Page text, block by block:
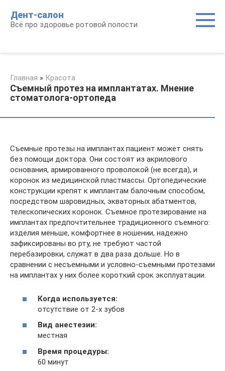
контенту
Дент-салон
Всё про здоровье ротовой полости
Главная » Красота
Съемный протез на имплантатах. Мнение
стоматолога-ортопеда
Съемные протезы на имплантах пациент может снять
без помощи доктора. Они состоят из акрилового
основания, армированного проволокой (не всегда), и
коронок из медицинской пластмассы. Ортопедические
конструкции крепят к имплантам балочным способом,
посредством шаровидных, экваторных абатментов,
телескопических коронок. Съемное протезирование на
имплантах предпочтительнее традиционного съемного:
изделия меньше, комфортнее в ношении, надежно
зафиксированы во рту, не требуют частой
перебазировки, служат в два раза дольше. Но в
сравнении с несъемными и условно-съемными протезами
на имплантах у них более короткий срок эксплуатации.
Когда используется:
отсутствие от 2-х зубов
Вид анестезии:
местная
Время процедуры:
60 минут